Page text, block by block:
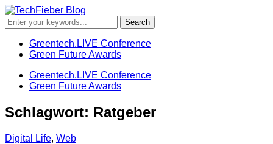
Greentech.LIVE Conference
Green Future Awards
Greentech.LIVE Conference
Green Future Awards
Schlagwort: Ratgeber
Digital Life, Web